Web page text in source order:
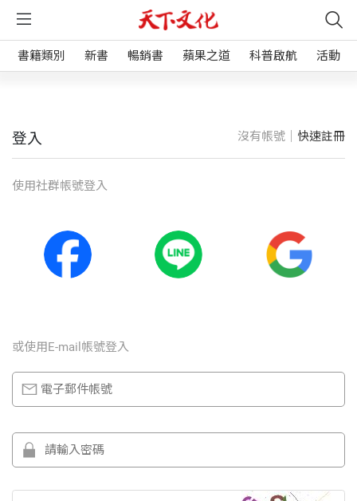
書籍類別 新書 暢銷書 蘋果之道 科普啟航 活動
登入 沒有帳號｜ 快速註冊
使⽤社群帳號登入
或使⽤E-mail帳號登入